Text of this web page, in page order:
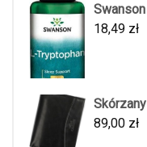
18,49 zł
89,00 zł